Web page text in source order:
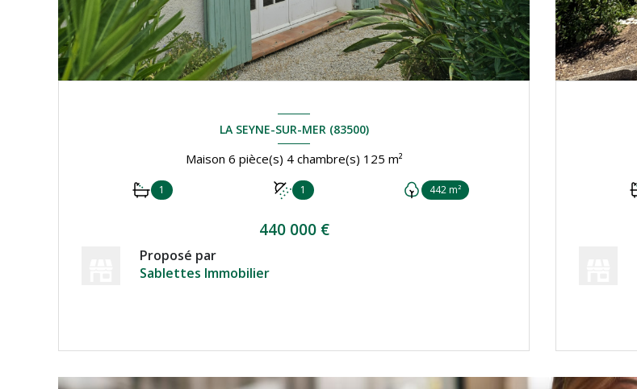
LA SEYNE-SUR-MER (83500)
Maison 6 pièce(s) 4 chambre(s) 125 m²
1 1 442 m²
440 000 €
Proposé par
Sablettes Immobilier